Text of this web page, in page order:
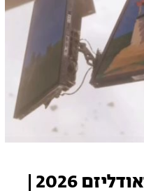
אירוע נעילה – טכנופיאודליזם 2026 |